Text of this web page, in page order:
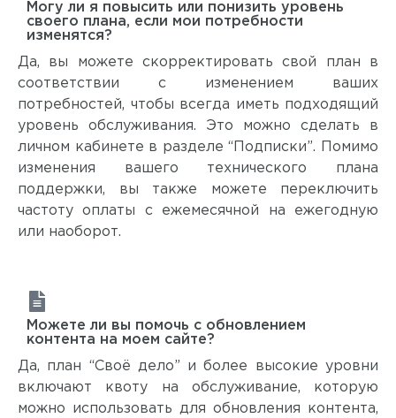
Могу ли я повысить или понизить уровень
своего плана, если мои потребности
изменятся?
Да, вы можете скорректировать свой план в
соответствии с изменением ваших
потребностей, чтобы всегда иметь подходящий
уровень обслуживания. Это можно сделать в
личном кабинете в разделе “Подписки”. Помимо
изменения вашего технического плана
поддержки, вы также можете переключить
частоту оплаты с ежемесячной на ежегодную
или наоборот.
Можете ли вы помочь с обновлением
контента на моем сайте?
Да, план “Своё дело” и более высокие уровни
включают квоту на обслуживание, которую
можно использовать для обновления контента,